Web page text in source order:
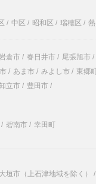
/ 中区 / 昭和区 / 瑞穂区 /
倉市 / 春日井市 / 尾張旭市 /
/ あま市 / みよし市 / 東郷
立市 / 豊田市 /
/ 碧南市 / 幸田町
大垣市（上石津地域を除く） /